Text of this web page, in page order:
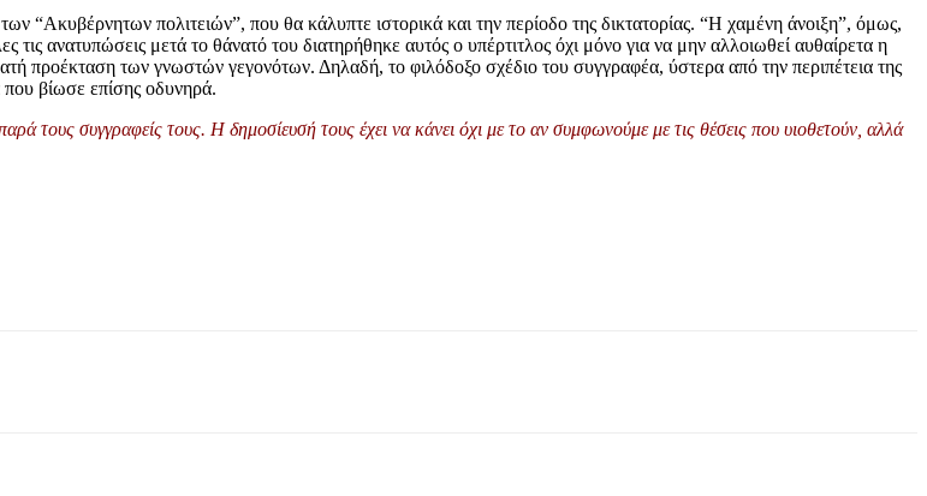
“Ακυβέρνητων πολιτειών”, που θα κάλυπτε ιστορικά και την περίοδο της δικτατορίας. “Η χαμένη άνοιξη”, όμως,
ανατυπώσεις μετά το θάνατό του διατηρήθηκε αυτός ο υπέρτιτλος όχι μόνο για να μην αλλοιωθεί αυθαίρετα η
προέκταση των γνωστών γεγονότων. Δηλαδή, το φιλόδοξο σχέδιο του συγγραφέα, ύστερα από την περιπέτεια της
που βίωσε επίσης οδυνηρά.
τους συγγραφείς τους. Η δημοσίευσή τους έχει να κάνει όχι με το αν συμφωνούμε με τις θέσεις που υιοθετούν, αλλά